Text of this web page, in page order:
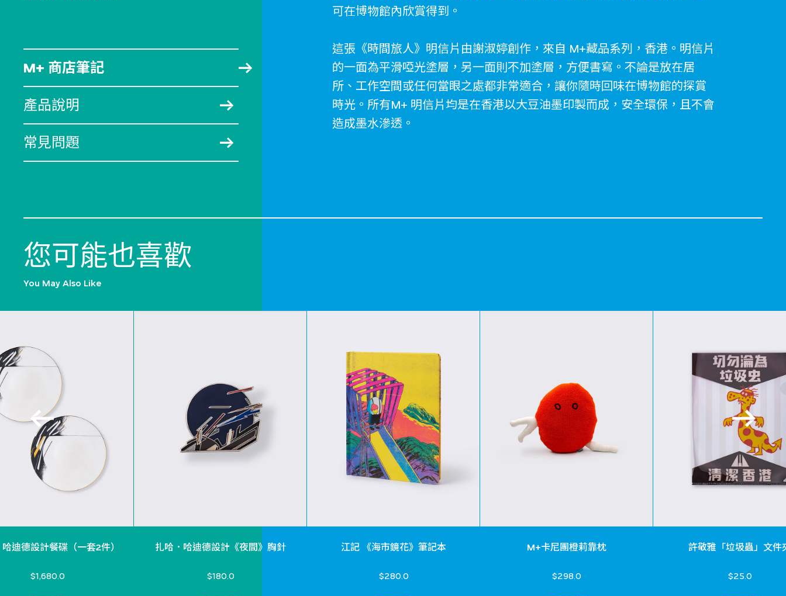
M+ 商店筆記
產品說明
常見問題
可在博物館內欣賞得到。
這張《時間旅人》明信片由謝淑婷創作，來自 M+藏品系列，香港。明信片
的一面為平滑啞光塗層，另一面則不加塗層，方便書寫。不論是放在居
所、工作空間或任何當眼之處都非常適合，讓你隨時回味在博物館的探賞
時光。所有M+ 明信片均是在香港以大豆油墨印製而成，安全環保，且不會
造成墨水滲透。
您可能也喜歡
You May Also Like
迪德設計餐碟（一套2件）
$1,680.0
扎哈．哈迪德設計《夜間》胸針
$180.0
江記 《海市鏡花》筆記本
$280.0
M+卡尼團橙莉靠枕
$298.0
許敬雅「垃圾蟲」文件
$25.0